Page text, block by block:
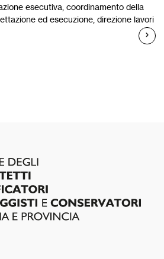
esecutiva, coordinamento della
ed esecuzione, direzione lavori